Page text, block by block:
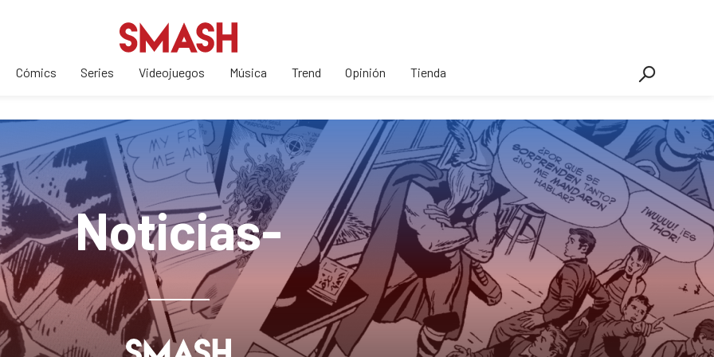
Cómics Series Videojuegos Música Trend Opinión Tienda
Noticias-